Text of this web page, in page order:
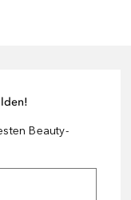
Beauty-